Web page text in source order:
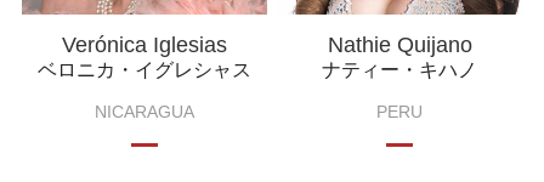
Verónica Iglesias
ベロニカ・イグレシャス
NICARAGUA
Nathie Quijano
ナティー・キハノ
PERU